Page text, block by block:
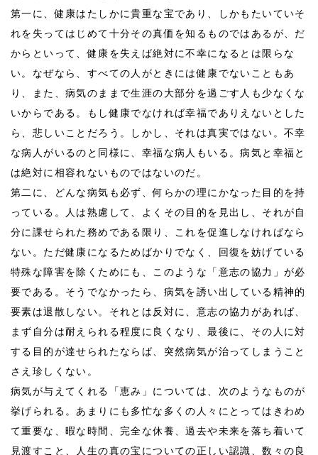
第一に、健康はたしかに貴重な宝であり、しかもたいていそ
れを失ってはじめて十分その真価を知るものではあるが、だ
からといって、健康を失えば絶対に不幸になるとは限らな
い。なぜなら、すべての人がときには健康でないこともあ
り、また、病気のままで生涯の大部分を過ごす人も少なくな
いからである。もし健康でなければ幸福でありえないとした
ら、悲しいことだろう。しかし、それは真実ではない。不幸
な病人がいるのと同様に、幸福な病人もいる。病気と幸福と
は絶対に相容れないものではないのだ。
第二に、どんな病気も必ず、何らかの理にかなった目的を持
っている。人は熟慮して、よくその目的を見出し、それが自
分に課せられた務めである限り、これを促進しなければなら
ない。ただ健康になるためばかりでなく、回復を妨げている
特殊な障害を除くためにも、このような「意志の協力」が必
要である。そうでなかったら、病気を誘い出している精神的
要素は退散しない。それとは反対に、意志の協力があれば、
まず自分は耐えられる程度に良くなり、最後に、その人に対
する目的が達せられたならば、突然病気が治ってしまうこと
さえ珍しくない。
病気が与えてくれる「恵み」については、次のようなものが
挙げられる。あまりにも多忙な多くの人々にとってはきわめ
て重要な、暇な時間、完全な休養、過去や未来を落ち着いて
見渡すこと、人生の真の宝についての正しい認識、数々の良